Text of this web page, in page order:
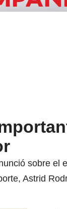
sobre el
Astrid